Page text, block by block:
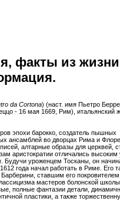
факты из
da Cortona) (наст. имя Пьетро
- 16 мая 1669, Рим), итальянский
эпохи барокко, создатель пышных
ансамблей во дворцах Рима и
алтарные образы для церквей,
аристократии отличались высоким
Будучи уроженцем Тосканы, он
года начал работать в Риме. Его
ставшим его
мастеров болонской
полные фантазии детали,
пластики, а также